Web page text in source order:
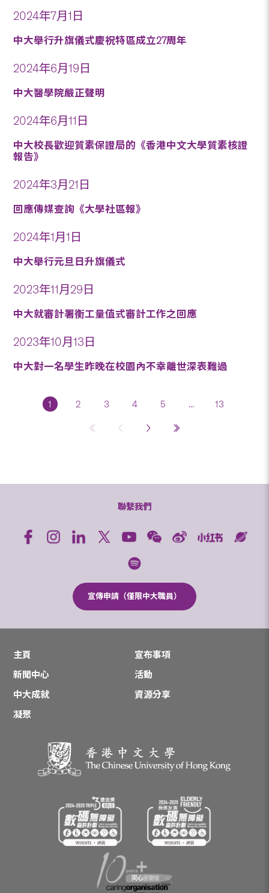
2024年7月1日
中大舉行升旗儀式慶祝特區成立27周年
2024年6月19日
中大醫學院嚴正聲明
2024年6月11日
中大校長歡迎質素保證局的《香港中文大學質素核證
報告》
2024年3月21日
回應傳媒查詢《大學社區報》
2024年1月1日
中大舉行元旦日升旗儀式
2023年11月29日
中大就審計署衡工量值式審計工作之回應
2023年10月13日
中大對一名學生昨晚在校園內不幸離世深表難過
1 2 3 4 5 ... 13
聯繫我們
宣傳申請（僅限中大職員）
主頁
宣布事項
新聞中心
活動
中大成就
資源分享
凝聚